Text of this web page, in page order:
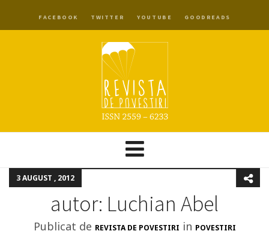
FACEBOOK TWITTER YOUTUBE GOODREADS
3 AUGUST , 2012
autor: Luchian Abel
Publicat de REVISTA DE POVESTIRI in POVESTIRI